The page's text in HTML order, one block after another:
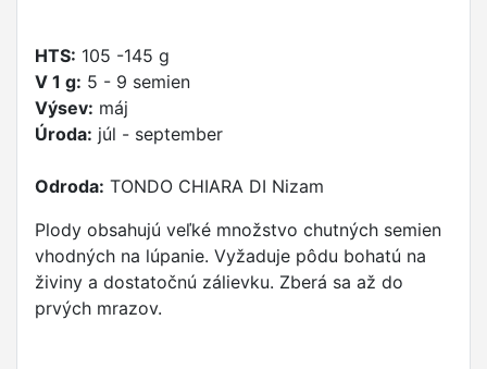
HTS: 105 -145 g
V 1 g: 5 - 9 semien
Výsev: máj
Úroda: júl - september
Odroda: TONDO CHIARA DI Nizam
Plody obsahujú veľké množstvo chutných semien
vhodných na lúpanie. Vyžaduje pôdu bohatú na
živiny a dostatočnú zálievku. Zberá sa až do
prvých mrazov.